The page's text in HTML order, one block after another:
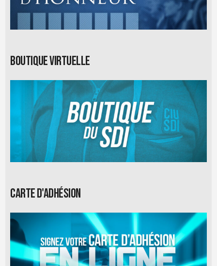
Boutique virtuelle
Carte d'adhésion